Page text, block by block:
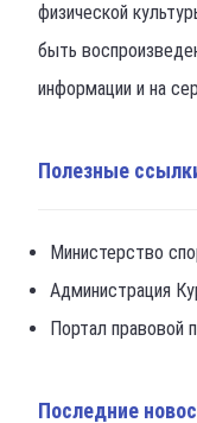
физической
быть
информации и на
Полезные
Министерство
Администрация
Портал правовой
Последние